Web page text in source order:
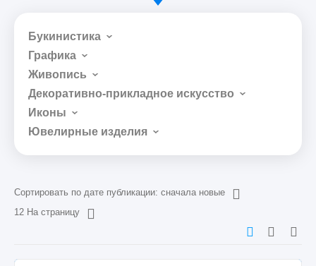
Букинистика
Графика
Живопись
Декоративно-прикладное искусство
Иконы
Ювелирные изделия
Сортировать по дате публикации: сначала новые
12 На страницу